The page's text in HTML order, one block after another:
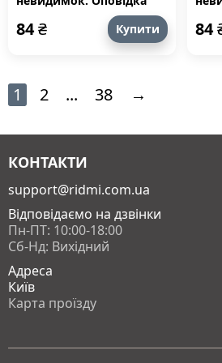
третя. Чому треба
прибирати в оселі?
84₴ Купити 84
1 2 ... 38 →
КОНТАКТИ
support@ridmi.com.ua
Відповідаємо на дзвінки
Пн-ПТ: 10:00-18:00
Сб-Нд: Вихідний
Адреса
Київ
Карта проїзду